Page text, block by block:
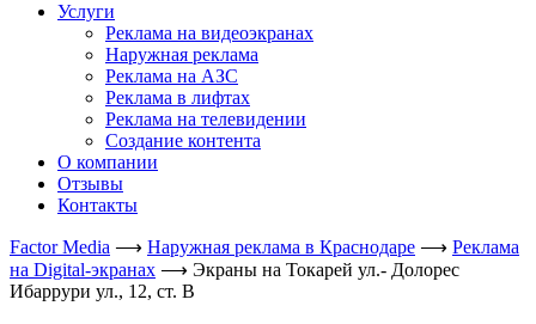
Услуги
Реклама на видеоэкранах
Наружная реклама
Реклама на АЗС
Реклама в лифтах
Реклама на телевидении
Создание контента
О компании
Отзывы
Контакты
Factor Media ⟶ Наружная реклама в Краснодаре ⟶ Реклама
на Digital-экранах ⟶ Экраны на Токарей ул.- Долорес
Ибаррури ул., 12, ст. В